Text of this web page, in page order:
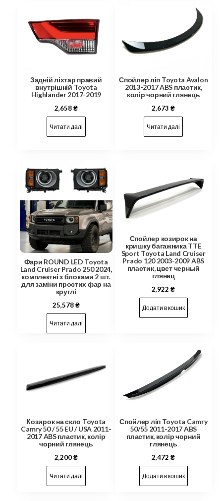
Задній ліхтар правий
внутрішній Toyota
Highlander 2017-2019
2,658₴
Читати далі
Спойлер ліп Toyota Avalon
2013-2017 ABS пластик,
колір чорний глянець
2,673₴
Читати далі
Фари ROUND LED Toyota
Land Cruiser Prado 250 2024,
комплектні з блоками 2 шт.
для заміни простих фар на
круглі
25,578₴
Читати далі
Спойлер козирок на
кришку багажника TTE
Sport Toyota Land Cruiser
Prado 120 2003-2009 ABS
пластик, цвет черный
глянец
2,922₴
Додати в кошик
Козирок на скло Toyota
Camry 50 / 55 EU / USA 2011-
2017 ABS пластик, колір
чорний глянець
2,200₴
Читати далі
Спойлер ліп Toyota Camry
50/55 2011-2017 ABS
пластик, колір чорний
глянець
2,472₴
Додати в кошик